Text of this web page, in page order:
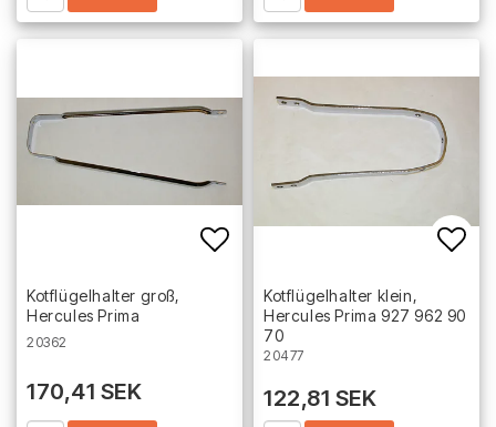
Add to list of favorites
Kotflügelhalter groß,
Hercules Prima
20362
170,41 SEK
Kotflügelhalter klein,
Hercules Prima 927 962 90
70
20477
122,81 SEK